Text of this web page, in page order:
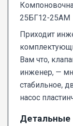
25БГ12-25АМ
Приходит
Вам что,
инженер, —
стабильное,
насос
Детальные